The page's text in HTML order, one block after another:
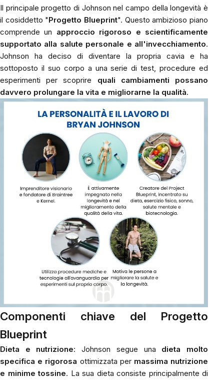
Il principale progetto di Johnson nel campo della longevità è
il cosiddetto "Progetto Blueprint". Questo ambizioso piano
comprende un approccio rigoroso e scientificamente
supportato alla salute personale e all'invecchiamento.
Johnson ha deciso di diventare la propria cavia e ha
sottoposto il suo corpo a una serie di test, procedure ed
esperimenti per scoprire quali cambiamenti possano
davvero prolungare la vita e migliorarne la qualità.
Componenti chiave del Progetto
Blueprint
Dieta e nutrizione: Johnson segue una dieta molto
specifica e rigorosa ottimizzata per massima nutrizione
e minime tossine. La sua dieta consiste principalmente di